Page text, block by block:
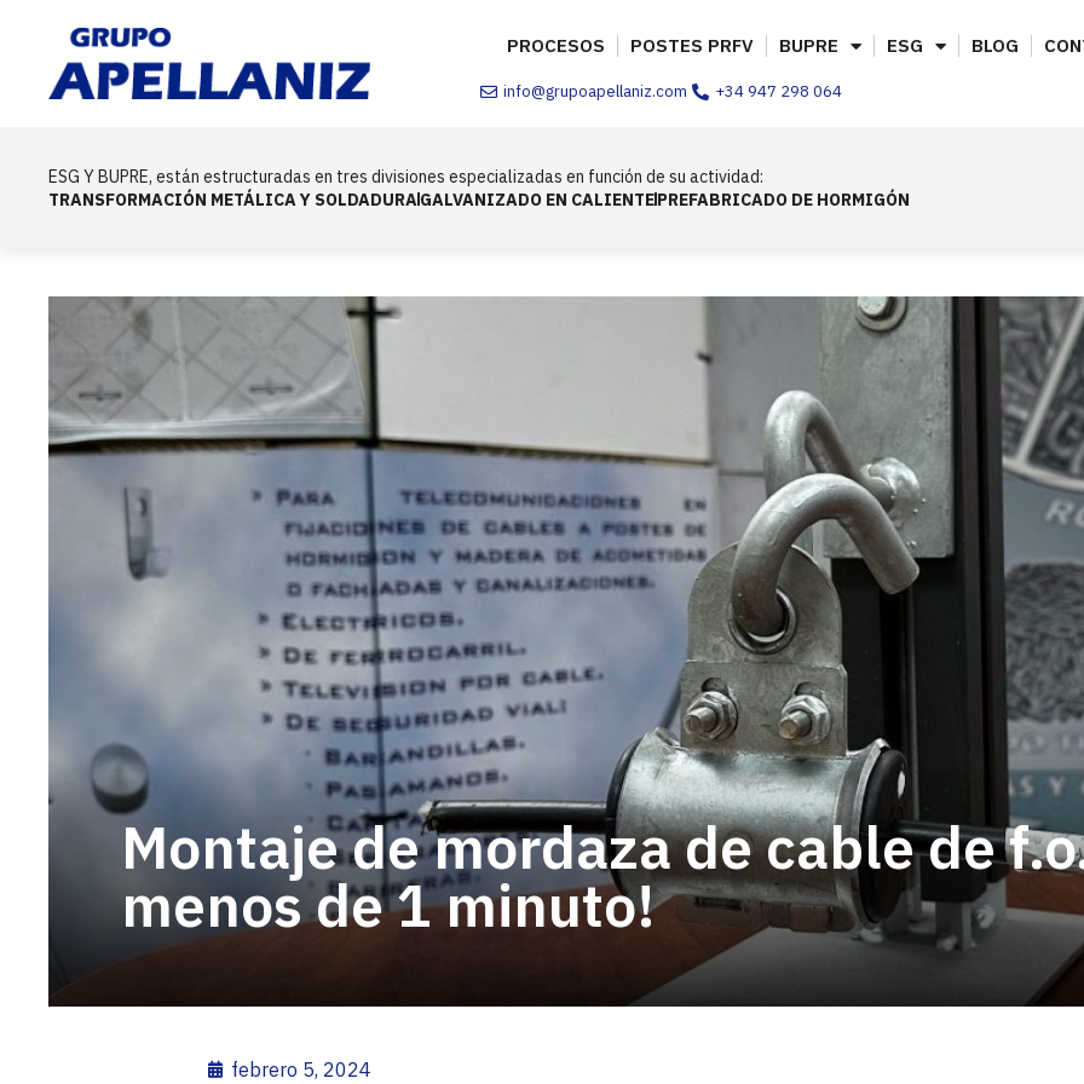
PROCESOS POSTES PRFV BUPRE ESG BLOG
info@grupoapellaniz.com +34 947 298 064
ESG Y BUPRE, están estructuradas en tres divisiones especializadas en función de su actividad:
TRANSFORMACIÓN METÁLICA Y SOLDADURA GALVANIZADO EN CALIENTEPREFABRICADO DE HORMIGÓN
Montaje de mordaza de cable de
menos de 1 minuto!
febrero 5, 2024